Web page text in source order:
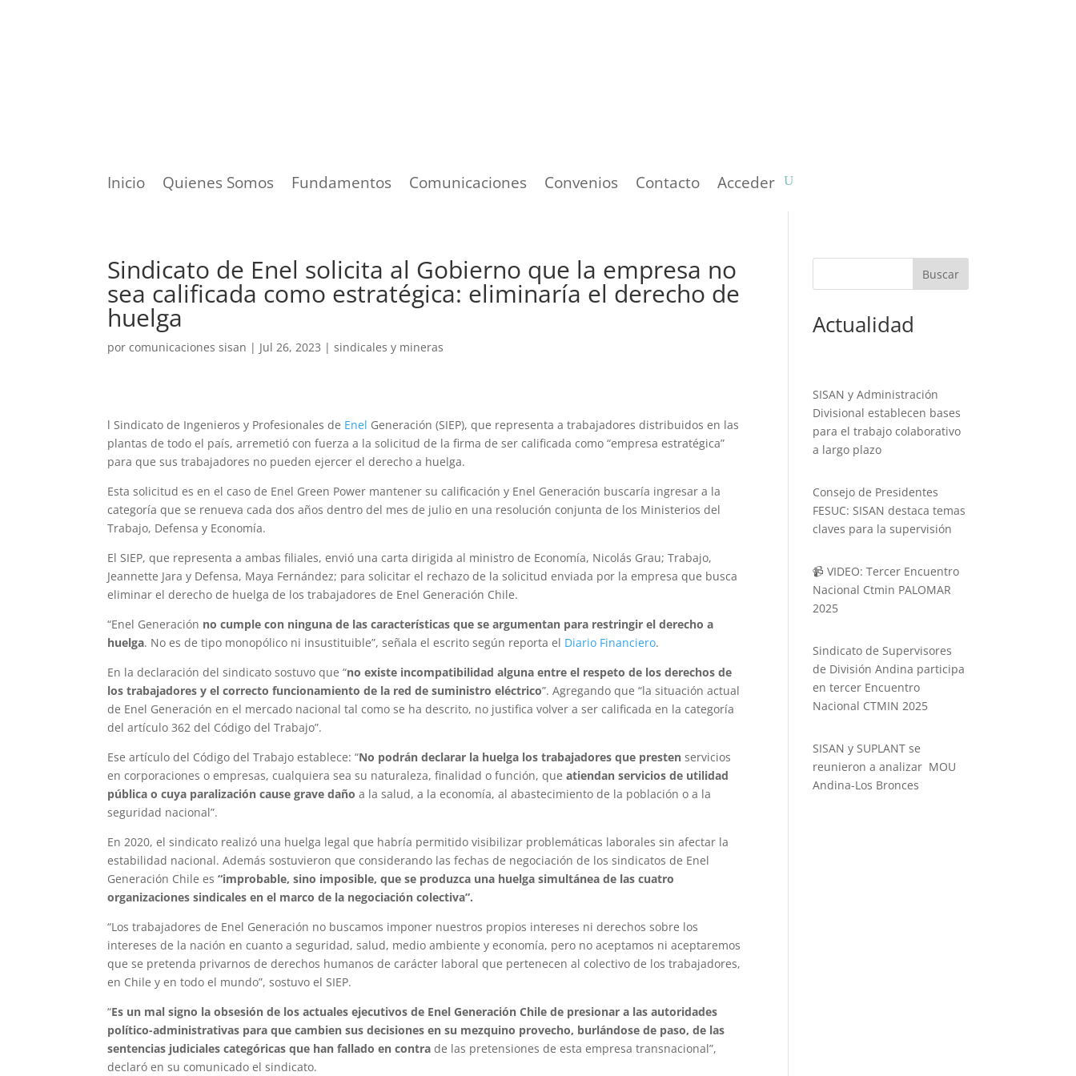
Inicio Quienes Somos Fundamentos Comunicaciones Convenios Contacto Acceder
Sindicato de Enel solicita al Gobierno que la empresa no
sea calificada como estratégica: eliminaría el derecho de
huelga
porcomunicaciones sisan | Jul 26, 2023 |sindicales y mineras
l Sindicato de Ingenieros y Profesionales de Enel Generación (SIEP), que representa a trabajadores distribuidos en las
plantas de todo el país, arremetió con fuerza a la solicitud de la firma de ser calificada como “empresa estratégica”
para que sus trabajadores no pueden ejercer el derecho a huelga.
Esta solicitud es en el caso de Enel Green Power mantener su calificación y Enel Generación buscaría ingresar a la
categoría que se renueva cada dos años dentro del mes de julio en una resolución conjunta de los Ministerios del
Trabajo, Defensa y Economía.
El SIEP, que representa a ambas filiales, envió una carta dirigida al ministro de Economía, Nicolás Grau; Trabajo,
Jeannette Jara y Defensa, Maya Fernández; para solicitar el rechazo de la solicitud enviada por la empresa que busca
eliminar el derecho de huelga de los trabajadores de Enel Generación Chile.
“Enel Generación no cumple con ninguna de las características que se argumentan para restringir el derecho a
huelga. No es de tipo monopólico ni insustituible”, señala el escrito según reporta el Diario Financiero.
En la declaración del sindicato sostuvo que “no existe incompatibilidad alguna entre el respeto de los derechos de
los trabajadores y el correcto funcionamiento de la red de suministro eléctrico”. Agregando que “la situación actual
de Enel Generación en el mercado nacional tal como se ha descrito, no justifica volver a ser calificada en la categoría
del artículo 362 del Código del Trabajo”.
Ese artículo del Código del Trabajo establece: “No podrán declarar la huelga los trabajadores que prestenservicios
en corporaciones o empresas, cualquiera sea su naturaleza, finalidad o función, queatiendan servicios de utilidad
pública o cuya paralización cause grave daño a la salud, a la economía, al abastecimiento de la población o a la
seguridad nacional”.
En 2020, el sindicato realizó una huelga legal que habría permitido visibilizar problemáticas laborales sin afectar la
estabilidad nacional. Además sostuvieron que considerando las fechas de negociación de los sindicatos de Enel
Generación Chile es“improbable, sino imposible, que se produzca una huelga simultánea de las cuatro
organizaciones sindicales en el marco de la negociación colectiva”.
“Los trabajadores de Enel Generación no buscamos imponer nuestros propios intereses ni derechos sobre los
intereses de la nación en cuanto a seguridad, salud, medio ambiente y economía, pero no aceptamos ni aceptaremos
que se pretenda privarnos de derechos humanos de carácter laboral que pertenecen al colectivo de los trabajadores,
en Chile y en todo el mundo”, sostuvo el SIEP.
“Es un mal signo la obsesión de los actuales ejecutivos de Enel Generación Chile de presionar a las autoridades
político-administrativas para que cambien sus decisiones en su mezquino provecho, burlándose de paso, de las
sentencias judiciales categóricas que han fallado en contrade las pretensiones de esta empresa transnacional”,
declaró en su comunicado el sindicato.
Actualidad
SISAN y Administración
Divisional establecen bases
para el trabajo colaborativo
a largo plazo
Consejo de Presidentes
FESUC: SISAN destaca temas
claves para la supervisión
📹 VIDEO: Tercer Encuentro
Nacional Ctmin PALOMAR
2025
Sindicato de Supervisores
de División Andina participa
en tercer Encuentro
Nacional CTMIN 2025
SISAN y SUPLANT se
reunieron a analizar MOU
Andina-Los Bronces